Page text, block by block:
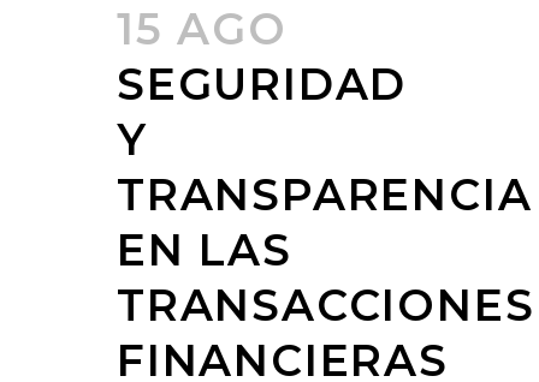
15 AGO
SEGURIDAD
Y
TRANSPARENCIA
EN LAS
TRANSACCIONES
FINANCIERAS